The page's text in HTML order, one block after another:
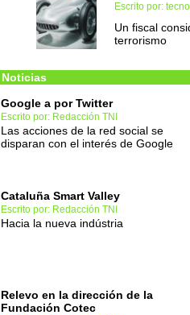
Escrito por:
Un fiscal
terrorismo
Noticias
Google a por Twitter
Escrito por: Redacción TNI
Las acciones de la red social se
disparan con el interés de Google
Cataluña Smart Valley
Escrito por: Redacción TNI
Hacia la nueva indústria
Relevo en la dirección de la
Fundación Cotec